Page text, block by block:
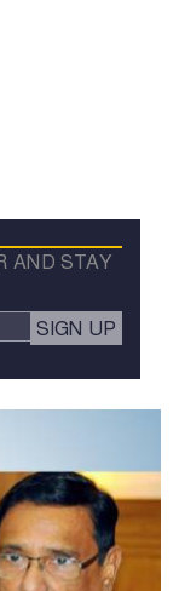
AND STAY